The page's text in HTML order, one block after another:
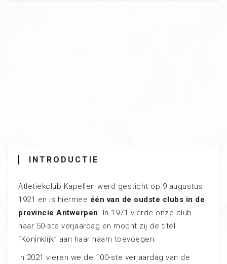
INTRODUCTIE
Atletiekclub Kapellen werd gesticht op 9 augustus
1921 en is hiermee één van de oudste clubs in de
provincie Antwerpen. In 1971 vierde onze club
haar 50-ste verjaardag en mocht zij de titel
“Koninklijk” aan haar naam toevoegen.
In 2021 vieren we de 100-ste verjaardag van de